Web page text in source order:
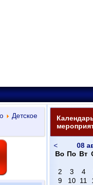
Детское
<
08
Во По Вт
2
3 4
9
10 11